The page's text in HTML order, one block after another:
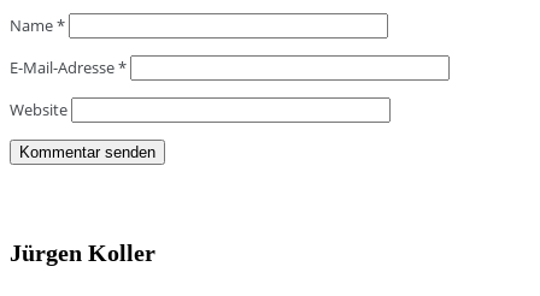
Name*
E-Mail-Adresse*
Website
Jürgen Koller